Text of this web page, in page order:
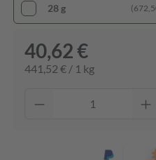
28 g
40,62 €
441,52 € / 1 kg